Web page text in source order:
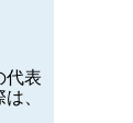
代表
、